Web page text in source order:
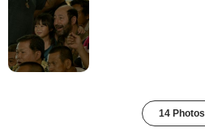
14 Photos